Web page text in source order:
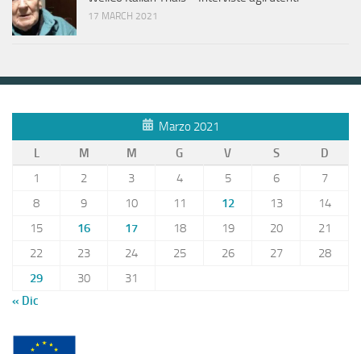
17 MARCH 2021
Marzo 2021
L
M M G V S
D
1
2 3 4 5 6
7
8
9 10 11 12 13
14
15
16 17 18 19 20
21
22
23 24 25 26 27
28
29
30
31
« Dic